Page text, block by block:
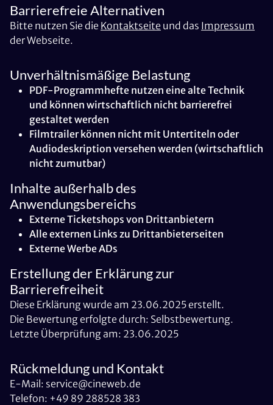
Barrierefreie Alternativen
Bitte nutzen Sie die Kontaktseite und das Impressum
der Webseite.
Unverhältnismäßige Belastung
PDF-Programmhefte nutzen eine alte Technik
und können wirtschaftlich nicht barrierefrei
gestaltet werden
Filmtrailer können nicht mit Untertiteln oder
Audiodeskription versehen werden (wirtschaftlich
nicht zumutbar)
Inhalte außerhalb des
Anwendungsbereichs
Externe Ticketshops von Drittanbietern
Alle externen Links zu Drittanbieterseiten
Externe Werbe ADs
Erstellung der Erklärung zur
Barrierefreiheit
Diese Erklärung wurde am 23.06.2025 erstellt.
Die Bewertung erfolgte durch: Selbstbewertung.
Letzte Überprüfung am: 23.06.2025
Rückmeldung und Kontakt
E-Mail: service@cineweb.de
Telefon: +49 89 288528 383